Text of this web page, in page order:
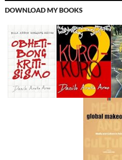
DOWNLOAD MY BOOKS